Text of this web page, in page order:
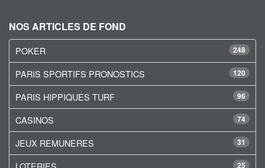
NOS ARTICLES DE FOND
248
POKER
120
PARIS SPORTIFS PRONOSTICS
96
PARIS HIPPIQUES TURF
74
CASINOS
31
JEUX REMUNERES
25